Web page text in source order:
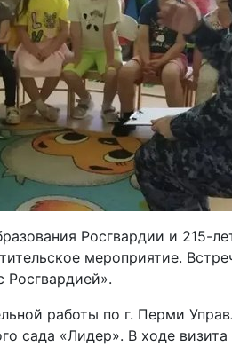
Росгвардии и 215-
мероприятие.
Росгвардией».
работы по г. Перми
сада «Лидер». В ходе визита